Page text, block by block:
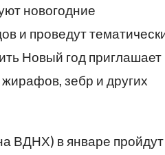
новогодние
и проведут
Новый год приглашает
жирафов, зебр и других
ВДНХ) в январе пройдут